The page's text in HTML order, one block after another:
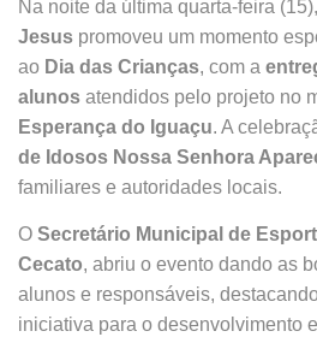
Na noite da última quarta-feira
Jesus promoveu um momento
ao Dia das Crianças, com a
alunos atendidos pelo projeto no
Esperança do Iguaçu. A
de Idosos Nossa Senhora
familiares e autoridades locais.
O Secretário Municipal de
Cecato, abriu o evento dando as
alunos e responsáveis,
iniciativa para o desenvolvimento